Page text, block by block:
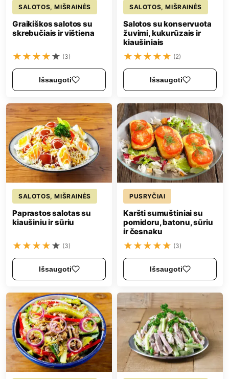
SALOTOS, MIŠRAINĖS
Graikiškos salotos su
skrebučiais ir vištiena
★★★★★ (3)
Išsaugoti
SALOTOS, MIŠRAINĖS
Salotos su konservuota
žuvimi, kukurūzais ir
kiaušiniais
★★★★★ (2)
Išsaugoti
SALOTOS, MIŠRAINĖS
Paprastos salotas su
kiaušiniu ir sūriu
★★★★★ (3)
Išsaugoti
PUSRYČIAI
Karšti sumuštiniai su
pomidoru, batonu, sūriu
ir česnaku
★★★★★ (3)
Išsaugoti